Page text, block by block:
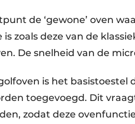
de ‘gewone’ oven
zoals deze van de
De snelheid van de
is het basistoestel
toegevoegd. Dit
zodat deze